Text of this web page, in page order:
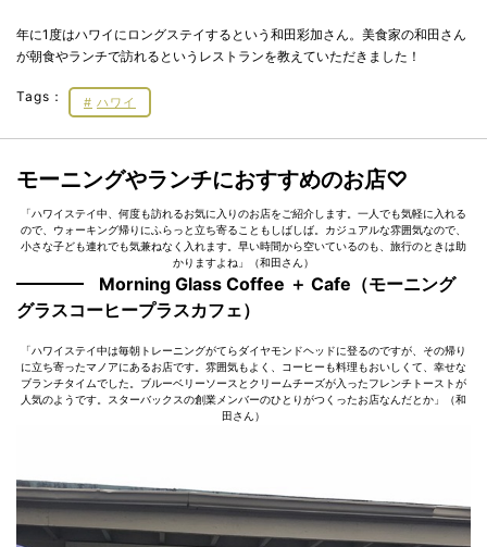
年に1度はハワイにロングステイするという和田彩加さん。美食家の和田さん
が朝食やランチで訪れるというレストランを教えていただきました！
Tags： ハワイ
モーニングやランチにおすすめのお店♡
「ハワイステイ中、何度も訪れるお気に入りのお店をご紹介します。一人でも気軽に入れる
ので、ウォーキング帰りにふらっと立ち寄ることもしばしば。カジュアルな雰囲気なので、
小さな子ども連れでも気兼ねなく入れます。早い時間から空いているのも、旅行のときは助
かりますよね」（和田さん）
Morning Glass Coffee ＋ Cafe（モーニング
グラスコーヒープラスカフェ）
「ハワイステイ中は毎朝トレーニングがてらダイヤモンドヘッドに登るのですが、その帰り
に立ち寄ったマノアにあるお店です。雰囲気もよく、コーヒーも料理もおいしくて、幸せな
ブランチタイムでした。ブルーベリーソースとクリームチーズが入ったフレンチトーストが
人気のようです。スターバックスの創業メンバーのひとりがつくったお店なんだとか」（和
田さん）